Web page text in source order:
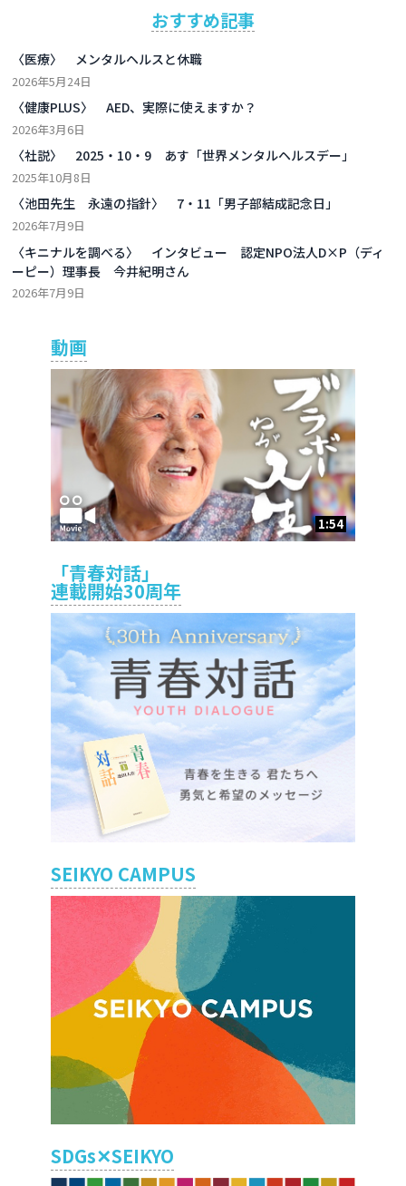
おすすめ記事
〈医療〉 メンタルヘルスと休職
2026年5月24日
〈健康PLUS〉 AED、実際に使えますか？
2026年3月6日
〈社説〉 2025・10・9 あす「世界メンタルヘルスデー」
2025年10月8日
〈池田先生 永遠の指針〉 7・11「男子部結成記念日」
2026年7月9日
〈キニナルを調べる〉 インタビュー 認定NPO法人D×P（ディ
ーピー）理事長 今井紀明さん
2026年7月9日
動画
1:54
「青春対話」
連載開始30周年
SEIKYO CAMPUS
SDGs✕SEIKYO